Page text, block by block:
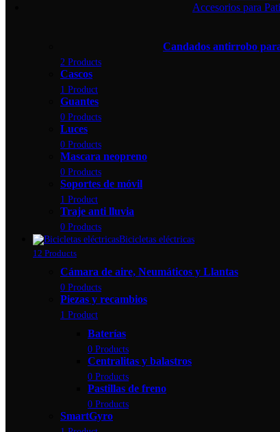
Accesorios para
Candados antirrobo
2 Products
Cascos
1 Product
Guantes
0 Products
Luces
0 Products
Mascara neopreno
0 Products
Soportes de móvil
1 Product
Traje anti lluvia
0 Products
Bicicletas eléctricas
12 Products
Cámara de aire, Neumáticos y Llantas
0 Products
Piezas y recambios
1 Product
Baterías
0 Products
Centralitas y balastros
0 Products
Pastillas de freno
0 Products
SmartGyro